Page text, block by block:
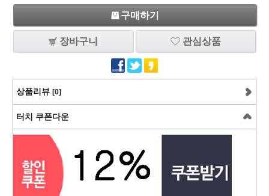
구매하기
장바구니 관심상품
상품리뷰 [0]
터치 쿠폰다운